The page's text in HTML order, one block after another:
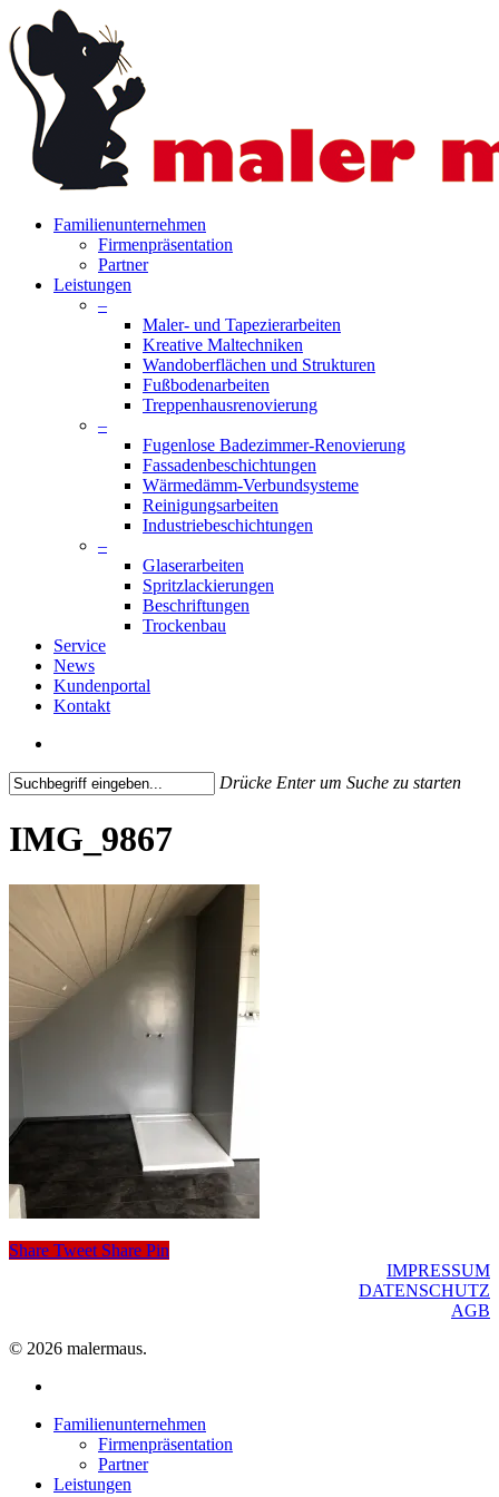
to
main
content
search
Menu
Familienunternehmen
Firmenpräsentation
Partner
Leistungen
–
Maler- und Tapezierarbeiten
Kreative Maltechniken
Wandoberflächen und Strukturen
Fußbodenarbeiten
Treppenhausrenovierung
–
Fugenlose Badezimmer-Renovierung
Fassadenbeschichtungen
Wärmedämm-Verbundsysteme
Reinigungsarbeiten
Industriebeschichtungen
–
Glaserarbeiten
Spritzlackierungen
Beschriftungen
Trockenbau
Service
News
Kundenportal
Kontakt
Drücke Enter um Suche zu starten
Search
IMG_9867
Share Tweet Share Pin
IMPRESSUM
DATENSCHUTZ
AGB
© 2026 malermaus.
Close
Familienunternehmen
Firmenpräsentation
Partner
Leistungen